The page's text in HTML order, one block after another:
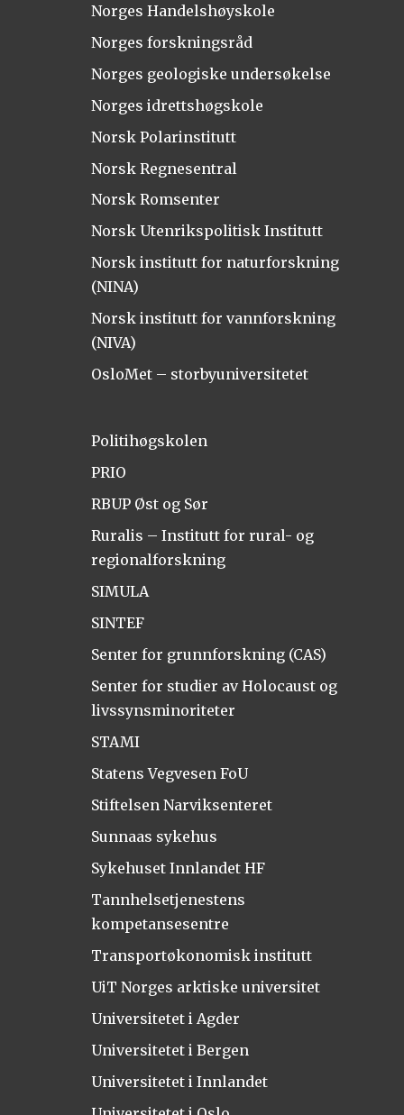
Norges Handelshøyskole
Norges forskningsråd
Norges geologiske undersøkelse
Norges idrettshøgskole
Norsk Polarinstitutt
Norsk Regnesentral
Norsk Romsenter
Norsk Utenrikspolitisk Institutt
Norsk institutt for naturforskning
(NINA)
Norsk institutt for vannforskning
(NIVA)
OsloMet – storbyuniversitetet
Politihøgskolen
PRIO
RBUP Øst og Sør
Ruralis – Institutt for rural- og
regionalforskning
SIMULA
SINTEF
Senter for grunnforskning (CAS)
Senter for studier av Holocaust og
livssynsminoriteter
STAMI
Statens Vegvesen FoU
Stiftelsen Narviksenteret
Sunnaas sykehus
Sykehuset Innlandet HF
Tannhelsetjenestens
kompetansesentre
Transportøkonomisk institutt
UiT Norges arktiske universitet
Universitetet i Agder
Universitetet i Bergen
Universitetet i Innlandet